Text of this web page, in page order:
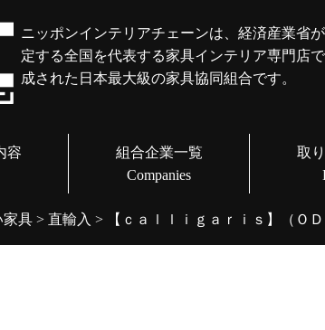
ニッポンインテリアチェーンは、経済産業省
定する全国を代表する家具インテリア専門店
成された日本最大級の家具協同組合です。
容
組合企業一覧
Companies
取
ニッ
直輸
家具 > 直輸入 > 【ｃａｌｌｉｇａｒｉｓ】（Ｏ